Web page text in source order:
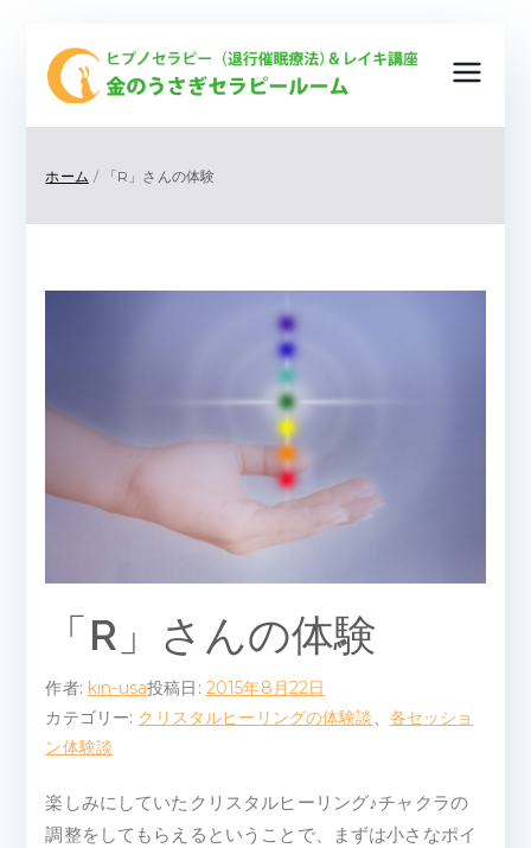
う
さ
ー
ー
ム
セラピ
療法）
キ講
ホーム 「R」さんの体験
「R」さんの体験
作者: kin-usa投稿日: 2015年8月22日
カテゴリー: クリスタルヒーリングの体験談 、 各セッショ
ン体験談
楽しみにしていたクリスタルヒーリング♪チャクラの
調整をしてもらえるということで、まずは小さなポイ